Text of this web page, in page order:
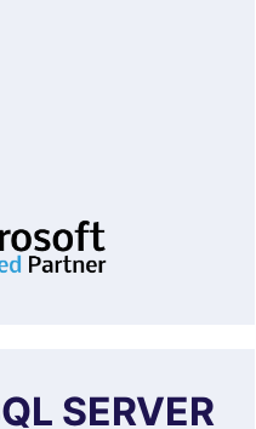
SERVER